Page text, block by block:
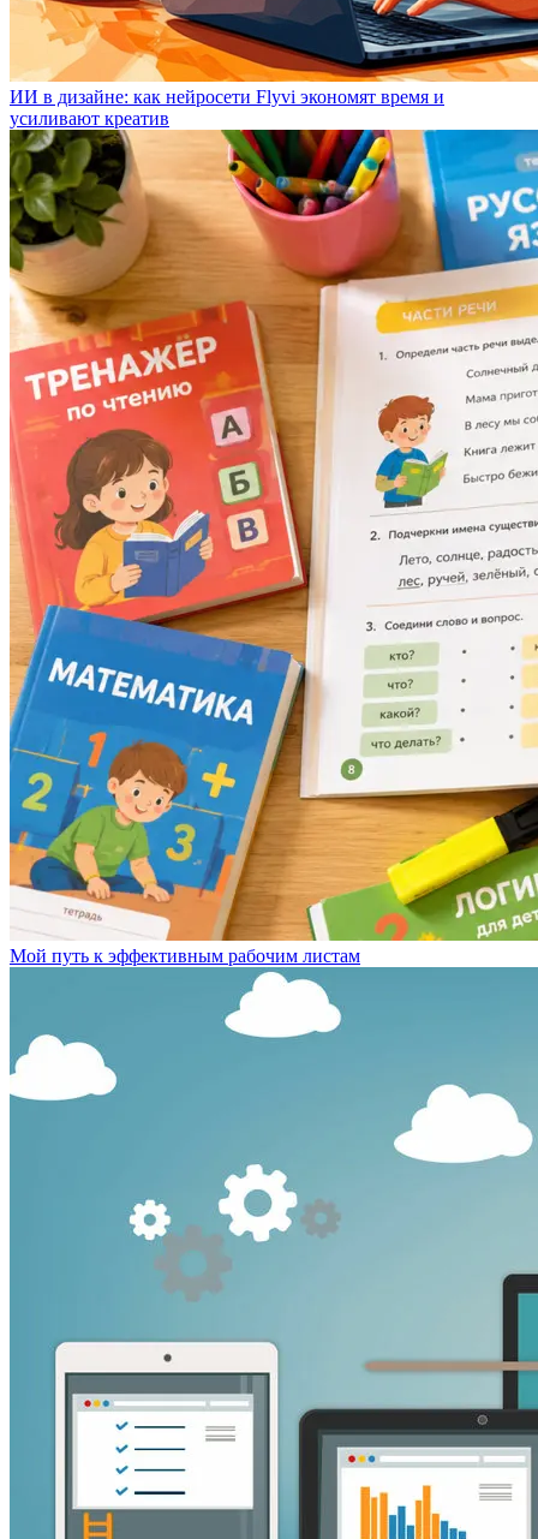
ИИ в дизайне: как нейросети Flyvi экономят время и
усиливают креатив
Мой путь к эффективным рабочим листам